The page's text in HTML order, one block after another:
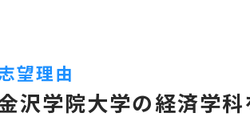
望理由
沢学院大学の経済学